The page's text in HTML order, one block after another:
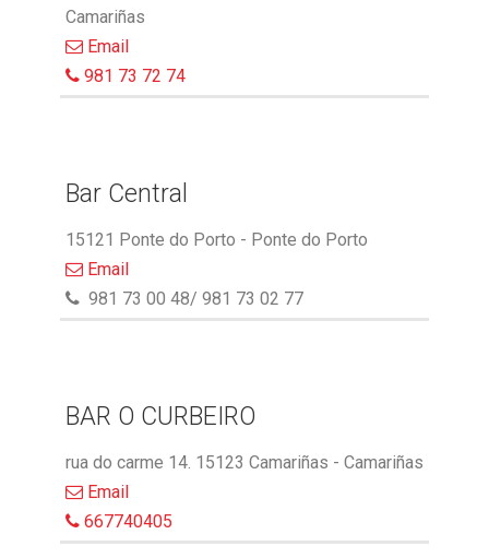
Camariñas
Email
981 73 72 74
Bar Central
15121 Ponte do Porto - Ponte do Porto
Email
981 73 00 48/ 981 73 02 77
BAR O CURBEIRO
rua do carme 14. 15123 Camariñas - Camariñas
Email
667740405